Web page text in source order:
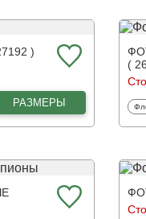
)
РАЗМЕРЫ
(